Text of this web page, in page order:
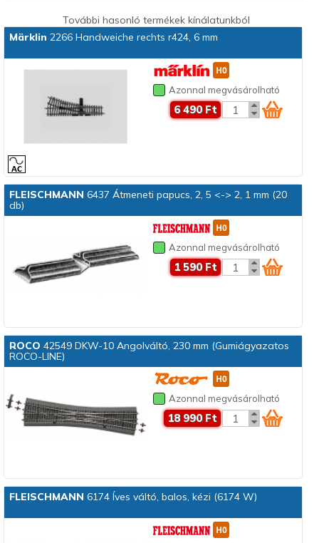
További hasonló termékek kínálatunkból
Märklin 2266 Handweiche rechts r424, 6 mm
Azonnal megvásárolható
6 490 Ft
FLEISCHMANN 6437 Átmeneti papucs, 2, 5 <-> 2, 1 mm (20
db)
Azonnal megvásárolható
1 590 Ft
ROCO 42549 DKW-10 Angolváltó, 230 mm (Gumiágyazatos
ROCO-LINE)
Azonnal megvásárolható
18 990 Ft
FLEISCHMANN 6174 Íves váltó, balos, kézi (6174 W)